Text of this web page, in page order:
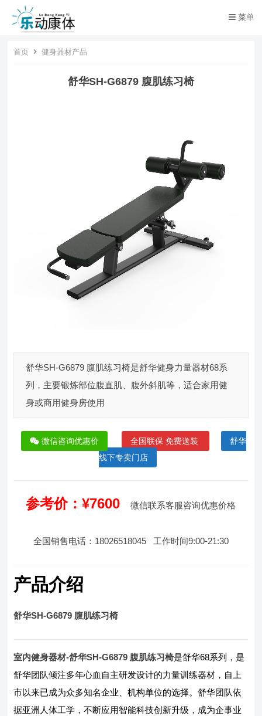
菜单
首页 健身器材产品
舒华SH-G6879 腹肌练习椅
舒华SH-G6879 腹肌练习椅是舒华健身力量器材68系
列，主要锻炼部位腹直肌、腹外斜肌等，适合家用健
身或商用健身房使用
微信咨询优惠价 全国联保 免费送装
舒华
线下专卖门店
参考价：¥7600 微信联系客服咨询优惠价格
全国销售电话：18026518045 工作时间9:00-21:30
产品介绍
舒华SH-G6879 腹肌练习椅
室内健身器材-舒华SH-G6879 腹肌练习椅是舒华68系列，是
舒华团队倾注多年心血自主研发设计的力量训练器材，自上
市以来已成为众多知名企业、机构单位的选择。舒华团队依
据亚洲人体工学，不断应用智能科技创新升级，成为企事业